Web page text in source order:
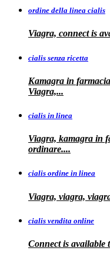
ordine della linea cialis
Viagra, connect is
cialis senza ricetta
Kamagra in
Viagra,...
cialis in linea
Viagra, kamagra in
ordinare....
cialis ordine in linea
Viagra, viagra,
cialis vendita online
Connect is available